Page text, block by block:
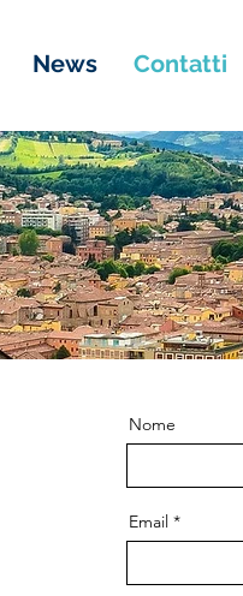
News Contatti
Nome
Email